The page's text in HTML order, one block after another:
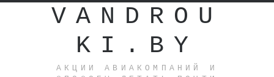
VANDROU
KI.BY
АКЦИИ АВИАКОМПАНИЙ И